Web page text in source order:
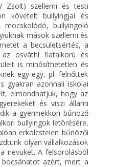
Zsolt) szellemi és testi
követelt bullyingjai és
bullyingoló
mások szellemi és
a becsületsértés, a
az osváthi fiatalkorú és
is minősíthetetlen és
egy-egy, pl. felnőttek
gyakran azonnali iskolai
elmondhatjuk, hogy az
és viszi állami
a gyermekkori bűnöző
bullyingok letörésére,
erkölcstelen bűnözői
olyan vállalkozások
nevüket. A felsorolásból
bocsánatot azért, mert a